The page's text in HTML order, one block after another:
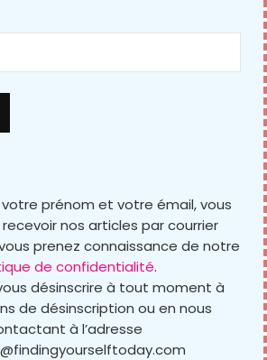
prénom et votre émail, vous
nos articles par courrier
prenez connaissance de notre
de confidentialité.
désinscrire à tout moment à
de désinscription ou en nous
à l’adresse